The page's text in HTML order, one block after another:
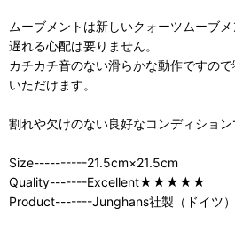
ムーブメントは新しいクォーツムーブ
遅れる心配は要りません。
カチカチ音のない滑らかな動作ですの
いただけます。
割れや欠けのない良好なコンディション
Size----------21.5cm×21.5cm
Quality-------Excellent★★★★★
Product-------Junghans社製（ドイツ）